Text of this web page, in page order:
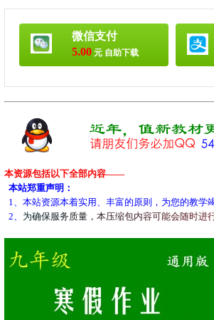
微信支付
5.00 元 自助下载
本资源包括以下全部内容——
本站郑重声明：
1、本站资源本着实用、丰富的原则，为您的教学
2、 为确保服务质量 ， 本压缩包内容可能会随时进